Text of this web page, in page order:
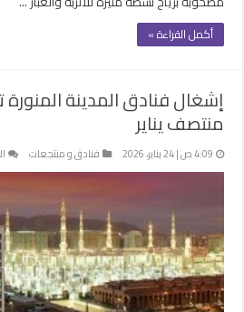
أكمل القراءة »
منتصف يناير
4:09 ص | 24 يناير، 2026 فنادق و منتجعات